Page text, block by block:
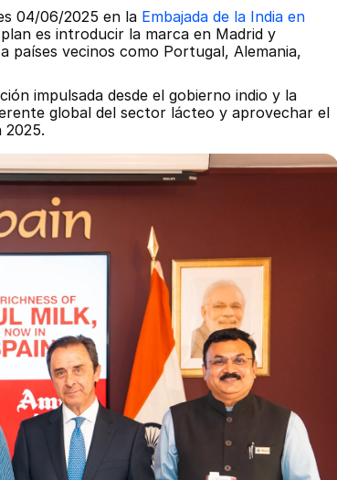
04/06/2025 en la Embajada de la India en
es introducir la marca en Madrid y
países vecinos como Portugal, Alemania,
impulsada desde el gobierno indio y la
global del sector lácteo y aprovechar el
2025.